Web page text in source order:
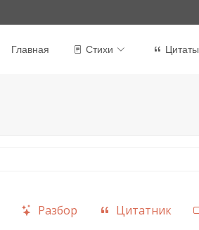
Главная Стихи Цитаты
Разбор Цитатник